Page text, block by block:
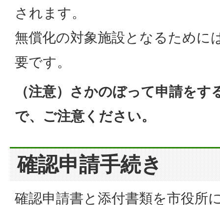
されます。
無償化の対象施設となるために
要です。
（注意）さかのぼって申請を
で、ご注意ください。
確認申請手続き
確認申請書と添付書類を市役所